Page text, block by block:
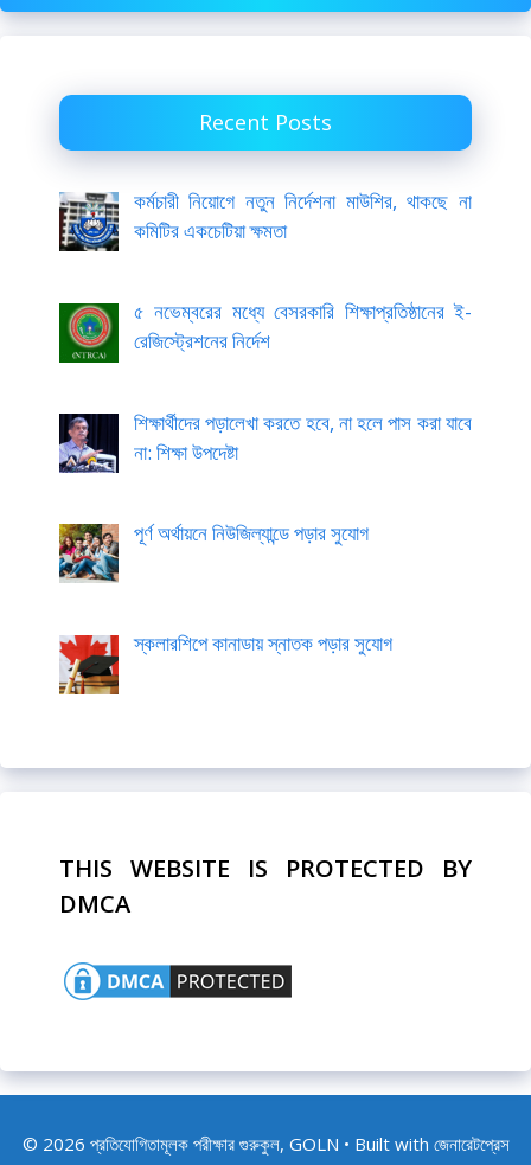
Recent Posts
কর্মচারী নিয়োগে নতুন নির্দেশনা মাউশির, থাকছে না
কমিটির একচেটিয়া ক্ষমতা
৫ নভেম্বরের মধ্যে বেসরকারি শিক্ষাপ্রতিষ্ঠানের ই-
রেজিস্ট্রেশনের নির্দেশ
শিক্ষার্থীদের পড়ালেখা করতে হবে, না হলে পাস করা যাবে
না: শিক্ষা উপদেষ্টা
পূর্ণ অর্থায়নে নিউজিল্যান্ডে পড়ার সুযোগ
স্কলারশিপে কানাডায় স্নাতক পড়ার সুযোগ
THIS WEBSITE IS PROTECTED BY
DMCA
© 2026 প্রতিযোগিতামূলক পরীক্ষার গুরুকুল, GOLN • Built with জেনারেটপ্রেস